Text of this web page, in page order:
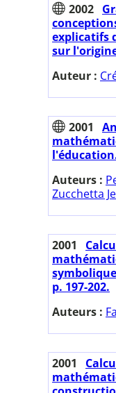
2002
explicatifs
sur
Auteur :
2001
Auteurs :
Zucchetta
2001
p. 197-202.
Auteurs :
2001